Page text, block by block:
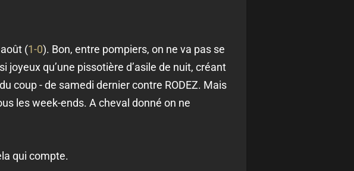
(1-0). Bon, entre pompiers, on ne va pas se
qu’une pissotière d’asile de nuit, créant
coup - de samedi dernier contre RODEZ. Mais
les week-ends. A cheval donné on ne
qui compte.